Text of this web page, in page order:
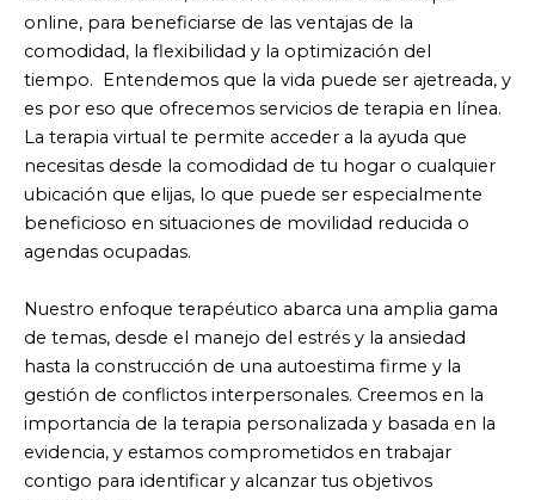
comodidad, la flexibilidad y la optimización del
tiempo. Entendemos que la vida puede ser ajetreada, y
es por eso que ofrecemos servicios de terapia en línea.
La terapia virtual te permite acceder a la ayuda que
necesitas desde la comodidad de tu hogar o cualquier
ubicación que elijas, lo que puede ser especialmente
beneficioso en situaciones de movilidad reducida o
agendas ocupadas.
de temas, desde el manejo del estrés y la ansiedad
hasta la construcción de una autoestima firme y la
gestión de conflictos interpersonales. Creemos en la
importancia de la terapia personalizada y basada en la
evidencia, y estamos comprometidos en trabajar
contigo para identificar y alcanzar tus objetivos
terapéuticos.